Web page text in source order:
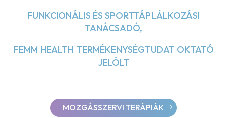
FUNKCIONÁLIS ÉS SPORTTÁPLÁLKOZÁSI
TANÁCSADÓ,
FEMM HEALTH TERMÉKENYSÉGTUDAT OKTATÓ
JELÖLT
MOZGÁSSZERVI TERÁPIÁK